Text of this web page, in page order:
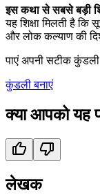
इस कथा से सबसे बड़ी
यह शिक्षा मिलती है कि
और लोक कल्याण की
पाएं अपनी सटीक कुंडली
कुंडली बनाएं
क्या आपको यह
लेखक